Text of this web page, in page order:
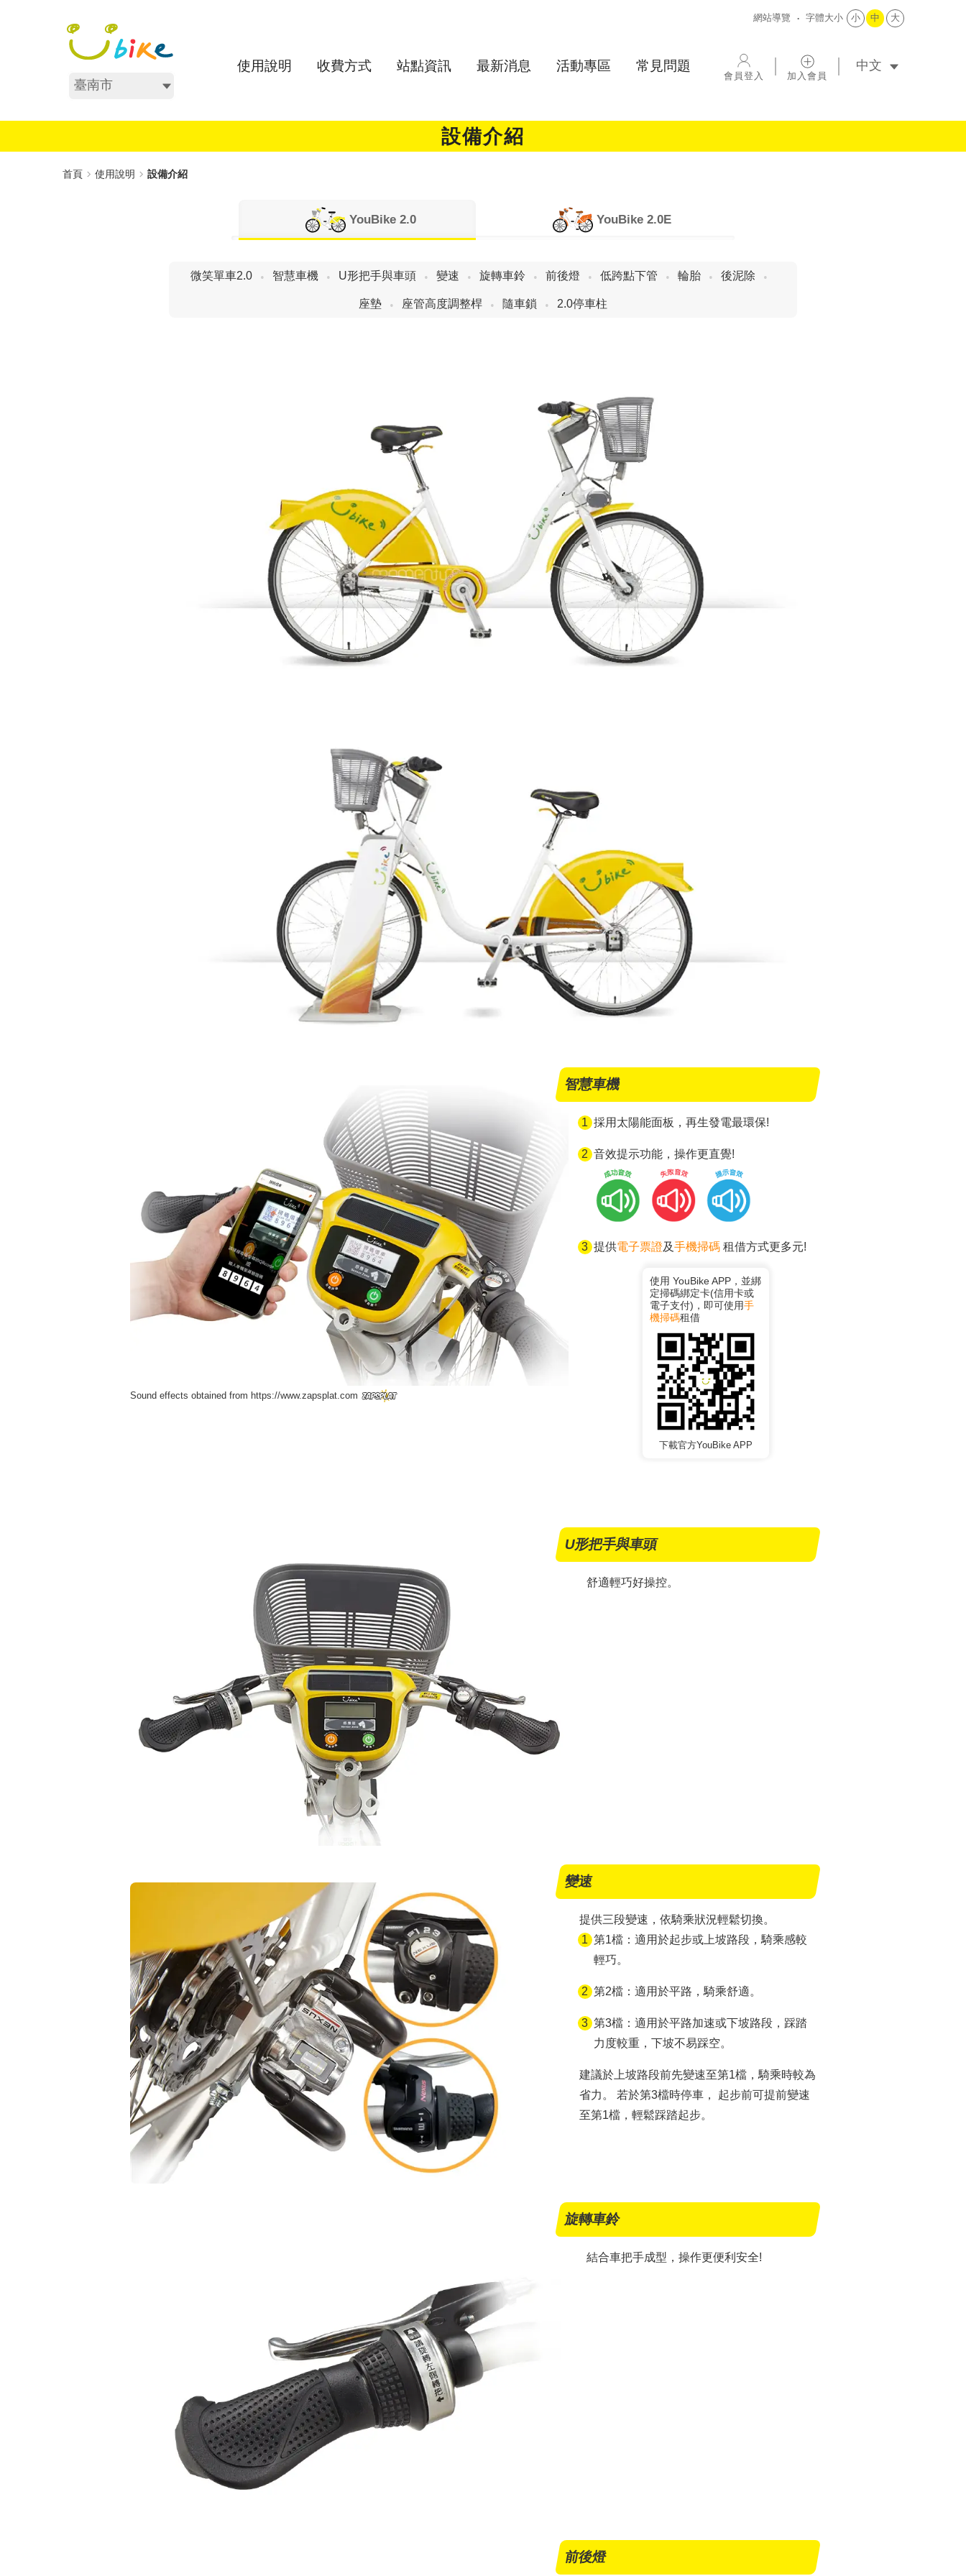
不分區
網站導覽 字體大小 小 中 大
使用說明 收費方式 站點資訊 最新消息 活動專區 常見問題 會員登入 加入會員
設備介紹
首頁 使用說明 設備介紹
YouBike 2.0 YouBike 2.0E
微笑單車2.0 智慧車機 U形把手與車頭 變速 旋轉車鈴 前後燈 低跨點下管 輪胎 後泥除
座墊 座管高度調整桿 隨車鎖 2.0停車柱
Sound effects obtained from https://www.zapsplat.com
智慧車機
採用太陽能面板，再生發電最環保!
音效提示功能，操作更直覺!
提供電子票證及手機掃碼租借方式更多元!
使用 YouBike APP，並綁
定掃碼綁定卡(信用卡或
電子支付)，即可使用手
機掃碼租借
下載官方YouBike APP
U形把手與車頭
舒適輕巧好操控。
變速
提供三段變速，依騎乘狀況輕鬆切換。
第1檔：適用於起步或上坡路段，騎乘感較
輕巧。
第2檔：適用於平路，騎乘舒適。
第3檔：適用於平路加速或下坡路段，踩踏
力度較重，下坡不易踩空。
建議於上坡路段前先變速至第1檔，騎乘時較為
省力。 若於第3檔時停車， 起步前可提前變速
至第1檔，輕鬆踩踏起步。
旋轉車鈴
結合車把手成型，操作更便利安全!
前後燈